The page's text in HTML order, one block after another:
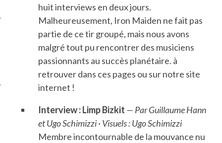
SOCIAUX
huit interviews en deux jours.
Malheureusement, Iron Maiden ne fait pas
partie de ce tir groupé, mais nous avons
malgré tout pu rencontrer des musiciens
passionnants au succès planétaire. à
retrouver dans ces pages ou sur notre site
internet !
Interview : Limp Bizkit — Par Guillaume Hann
et Ugo Schimizzi · Visuels : Ugo Schimizzi
Membre incontournable de la mouvance nu